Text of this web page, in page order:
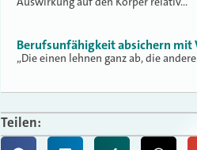
Berufsunfähigkeit absichern mit
„Die einen lehnen ganz ab, die
Teilen: